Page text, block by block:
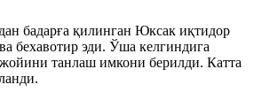
бадарға қилинган Юксак иқтидор
бехавотир эди. Ўша келгиндига
танлаш имкони берилди. Катта